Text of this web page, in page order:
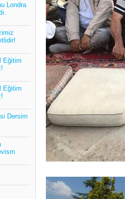
Londra
Eğitim
Eğitim
Dersim